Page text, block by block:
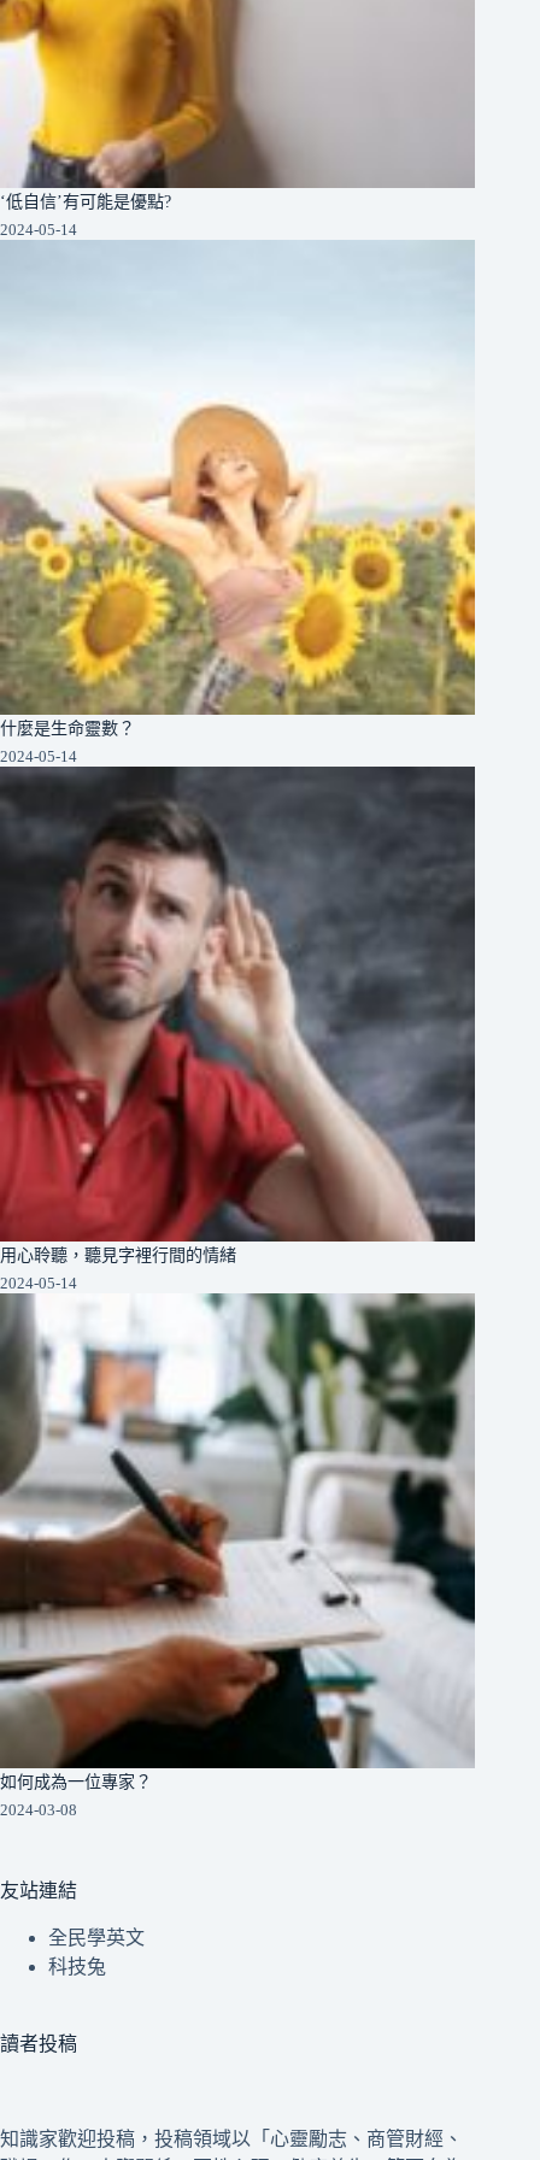
‘低自信’有可能是優點?
2024-05-14
什麼是生命靈數？
2024-05-14
用心聆聽，聽見字裡行間的情緒
2024-05-14
如何成為一位專家？
2024-03-08
友站連結
全民學英文
科技兔
讀者投稿
知識家歡迎投稿，投稿領域以「心靈勵志、商管財經、